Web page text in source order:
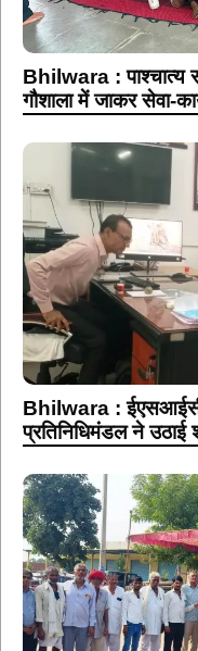
Bhilwara : पाश्चात्य
गौशाला में जाकर सेवा-
Bhilwara :
प्रतिनिधिमंडल ने उठाई